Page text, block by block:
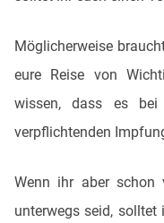
Möglicherweise
eure Reise von
wissen, dass es bei
verpflichtenden
Wenn ihr aber schon
unterwegs seid,